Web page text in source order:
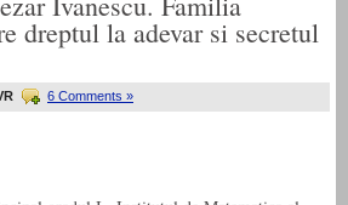
dreptul la adevar si secretul
6 Comments »